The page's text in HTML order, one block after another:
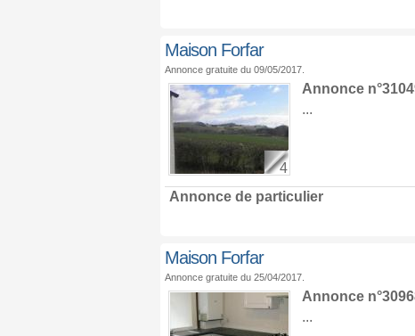
Maison Forfar
Annonce gratuite du 09/05/2017.
4
Annonce
...
Annonce de particulier
Maison Forfar
Annonce gratuite du 25/04/2017.
Annonce
...